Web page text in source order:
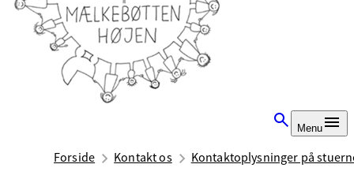
Menu
Forside Kontakt os Kontaktoplysninger på